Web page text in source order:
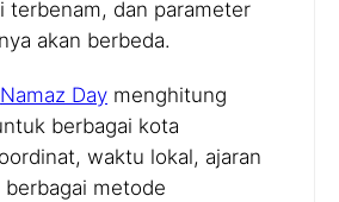
terbenam, dan parameter
akan berbeda.
Namaz Day menghitung
berbagai kota
waktu lokal, ajaran
berbagai metode